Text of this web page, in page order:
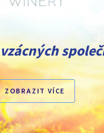
ZOBRAZIT VÍCE